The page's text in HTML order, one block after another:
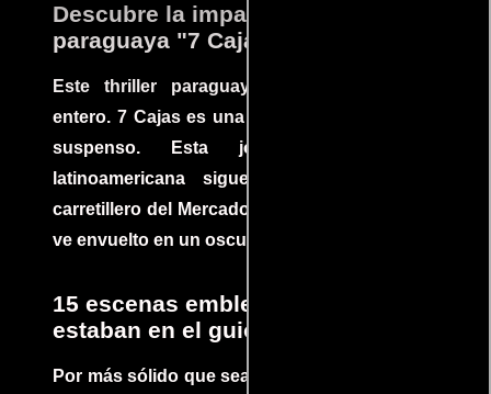
Descubre la impactante película
paraguaya "7 Cajas"
Este thriller paraguayo cautivó al mundo
entero. 7 Cajas es una explosión de acción y
suspenso. Esta joya cinematográfica
latinoamericana sigue la historia de un
carretillero del Mercado 4 de Asunción que se
ve envuelto en un oscuro mundo de crimen
15 escenas emblemáticas que no
estaban en el guion
Por más sólido que sea un guión siempre hay